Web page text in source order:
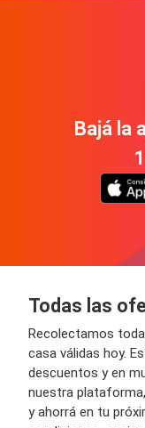
Bajá la
Todas las
Recolectamos
casa válidas hoy.
descuentos y en
nuestra
y ahorrá en tu